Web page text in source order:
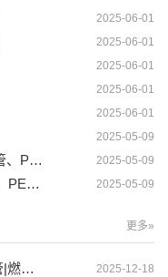
2025-06-01
2025-06-01
2025-06-01
2025-06-01
2025-06-01
2025-05-09
2025-05-09
盘锦建硕管业PVC管、PU管、PE管、PP管有那些区别
2025-05-09
盘锦建硕管业PPR、UPVC、PVC、PERT、PE、HDPE塑料管材详解
更多»
2025-12-18
沈阳建硕管业推出PE净水管|给水管|燃气管|PERT供热管|电力护套管一体化智造解决方案